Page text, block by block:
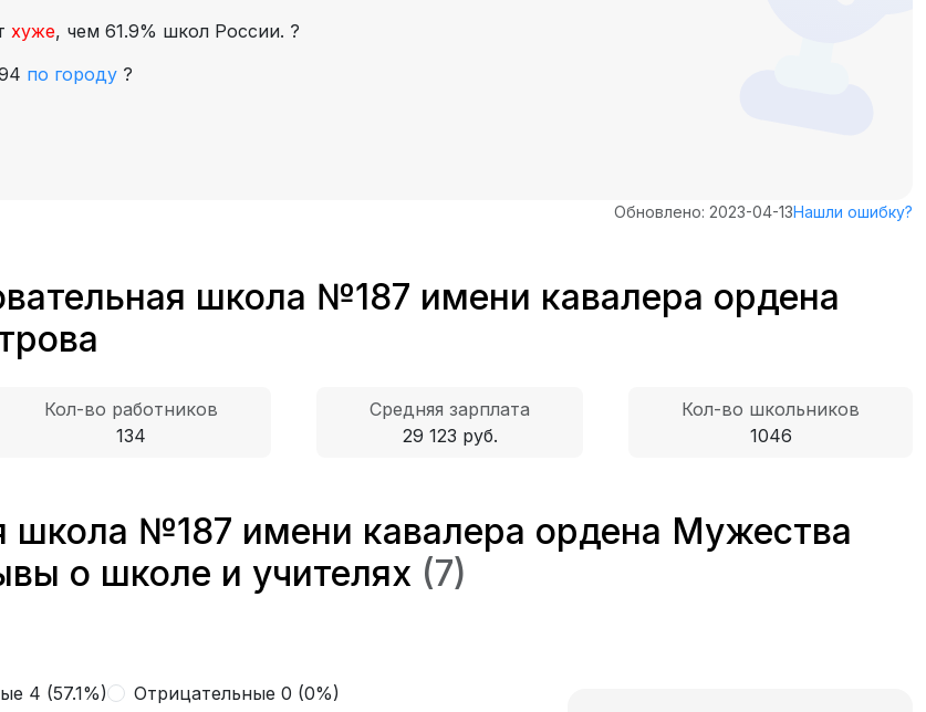
хуже, чем 61.9% школ России. ?
по городу ?
Обновлено: 2023-04-13Нашли ошибку?
школа №187 имени кавалера ордена
Кол-во работников
134
Средняя зарплата
29 123 руб.
Кол-во школьников
1046
школа №187 имени кавалера ордена Мужества
о школе и учителях (7)
4 (57.1%) Отрицательные 0 (0%)